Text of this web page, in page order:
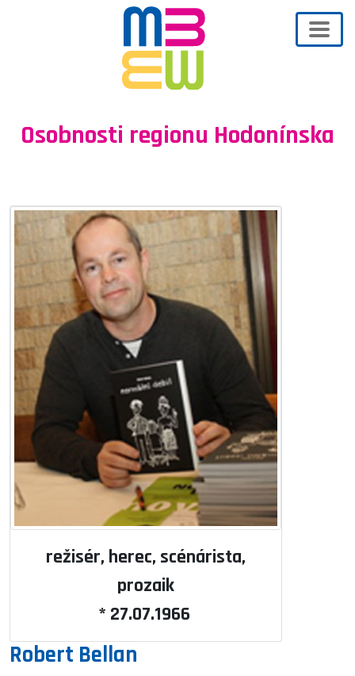
Osobnosti regionu Hodonínska
režisér, herec, scénárista,
prozaik
* 27.07.1966
Robert Bellan